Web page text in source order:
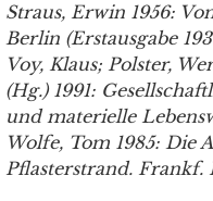
Straus, Erwin 1956:
Berlin (Erstausgabe
Voy, Klaus; Polster,
(Hg.) 1991:
und materielle
Wolfe, Tom 1985: Die
Pflasterstrand. Frankf.